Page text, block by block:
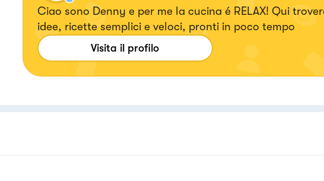
Ciao sono Denny e per me la cucina é RELAX! Qui
idee, ricette semplici e veloci, pronti in poco tempo
Visita il profilo